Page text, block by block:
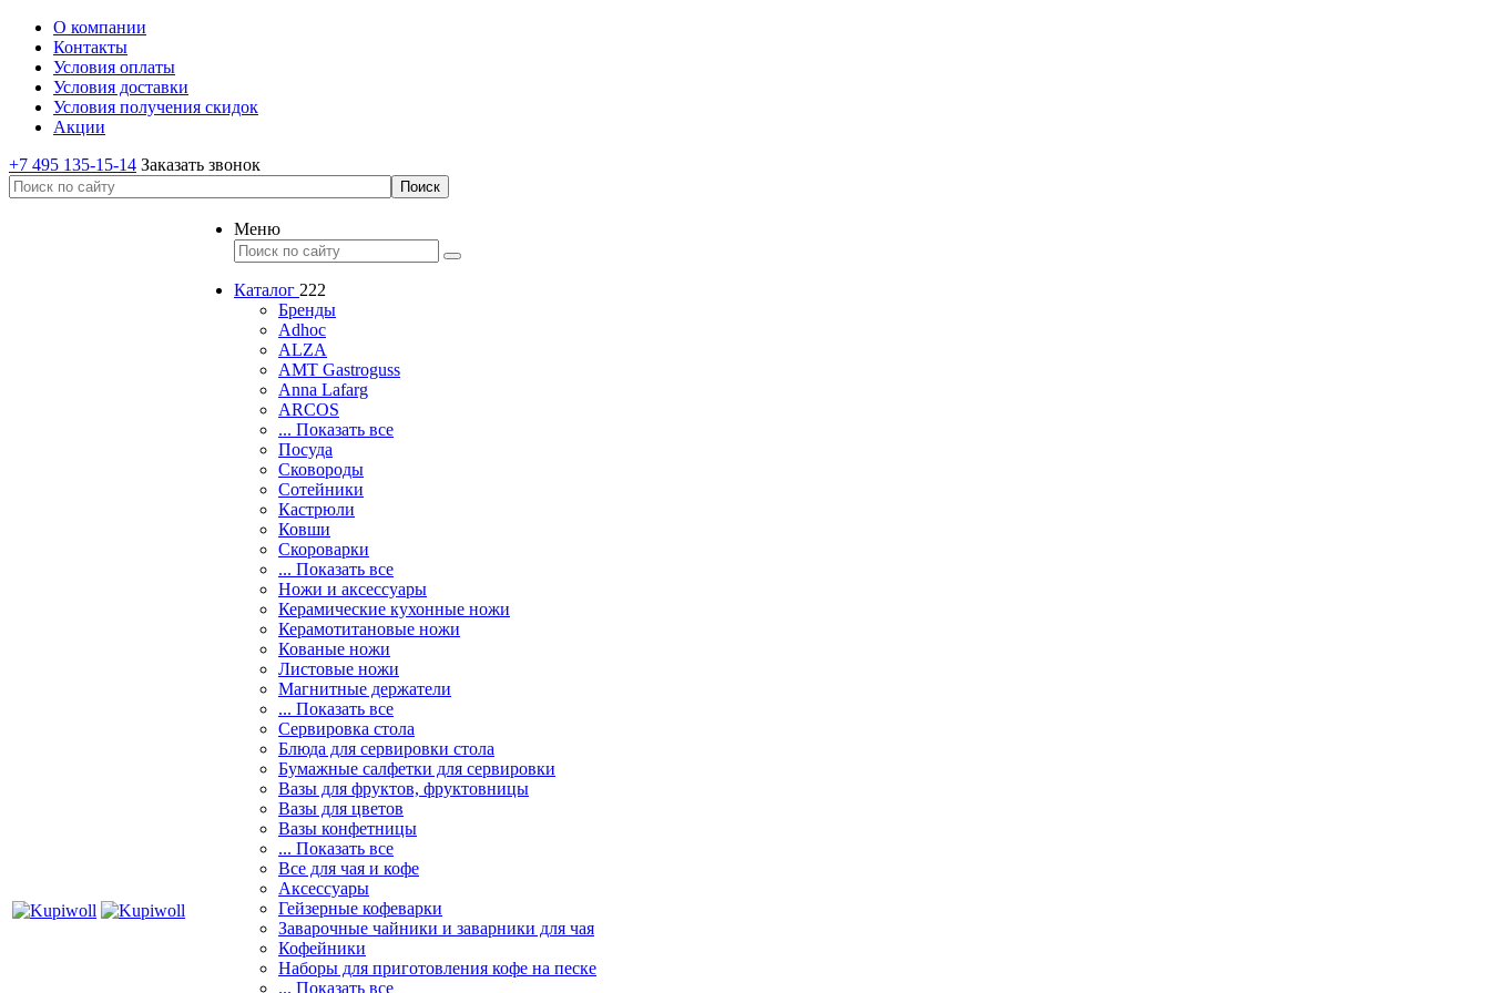
О компании
Контакты
Условия оплаты
Условия доставки
Условия получения скидок
Акции
+7 495 135-15-14 Заказать звонок
Меню
Каталог 222
Бренды
Adhoc
ALZA
AMT Gastroguss
Anna Lafarg
ARCOS
... Показать все
Посуда
Сковороды
Сотейники
Кастрюли
Ковши
Скороварки
... Показать все
Ножи и аксессуары
Керамические кухонные ножи
Керамотитановые ножи
Кованые ножи
Листовые ножи
Магнитные держатели
... Показать все
Сервировка стола
Блюда для сервировки стола
Бумажные салфетки для сервировки
Вазы для фруктов, фруктовницы
Вазы для цветов
Вазы конфетницы
... Показать все
Все для чая и кофе
Аксессуары
Гейзерные кофеварки
Заварочные чайники и заварники для чая
Кофейники
Наборы для приготовления кофе на песке
... Показать все